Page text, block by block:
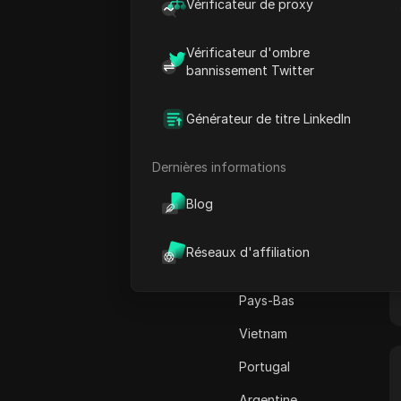
Vérificateur de proxy
Vérificateur d'ombre
bannissement Twitter
Générateur de titre LinkedIn
Dernières informations
Blog
Réseaux d'affiliation
AliExpress
Amazon
Apple Pay
États-Unis
Pakistan
Pays-Bas
Vietnam
Portugal